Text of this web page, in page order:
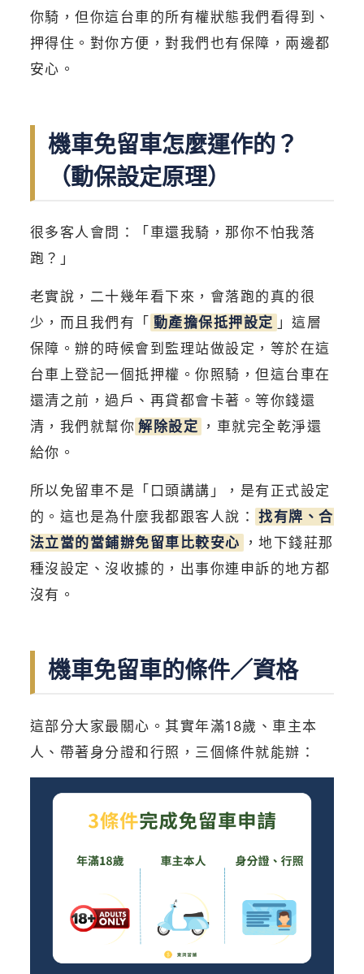
你騎，但你這台車的所有權狀態我們看得到、
押得住。對你方便，對我們也有保障，兩邊都
安心。
機車免留車怎麼運作的？
（動保設定原理）
很多客人會問：「車還我騎，那你不怕我落
跑？」
老實說，二十幾年看下來，會落跑的真的很
少，而且我們有「 動產擔保抵押設定 」這層
保障。辦的時候會到監理站做設定，等於在這
台車上登記一個抵押權。你照騎，但這台車在
還清之前，過戶、再貸都會卡著。等你錢還
清，我們就幫你 解除設定 ，車就完全乾淨還
給你。
所以免留車不是「口頭講講」，是有正式設定
的。這也是為什麼我都跟客人說：
找有牌、合
法立當的當鋪辦免留車比較安心 ，地下錢莊那
種沒設定、沒收據的，出事你連申訴的地方都
沒有。
機車免留車的條件／資格
這部分大家最關心。其實年滿18歲、車主本
人、帶著身分證和行照，三個條件就能辦：